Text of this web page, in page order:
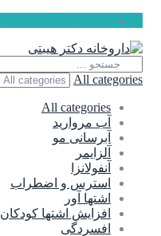
All categories
All categories
آب مروارید
آبرسانی مو
آلزایمر
آنفولانزا
استرس و اضطراب
اشتها آور
افزایش اشتها کودکان
افسردگی